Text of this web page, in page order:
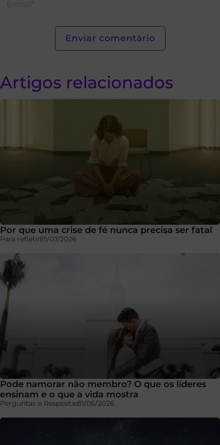
Artigos relacionados
Por que uma crise de fé nunca precisa ser fatal
Para refletir15/07/2026
Pode namorar não membro? O que os líderes
ensinam e o que a vida mostra
Perguntas e Respostas11/06/2026